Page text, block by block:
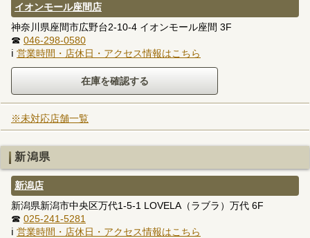
イオンモール座間店
神奈川県座間市広野台2-10-4 イオンモール座間 3F
☎ 046-298-0580
ℹ 営業時間・店休日・アクセス情報はこちら
※未対応店舗一覧
新潟県
新潟店
新潟県新潟市中央区万代1-5-1 LOVELA（ラブラ）万代 6F
☎ 025-241-5281
ℹ 営業時間・店休日・アクセス情報はこちら